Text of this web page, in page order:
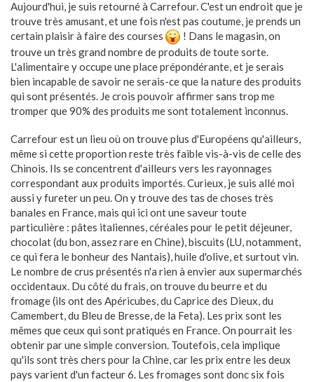
Aujourd'hui, je suis retourné à Carrefour. C'est un endroit que je
trouve très amusant, et une fois n'est pas coutume, je prends un
certain plaisir à faire des courses
! Dans le magasin, on
trouve un très grand nombre de produits de toute sorte.
L'alimentaire y occupe une place prépondérante, et je serais
bien incapable de savoir ne serais-ce que la nature des produits
qui sont présentés. Je crois pouvoir affirmer sans trop me
tromper que 90% des produits me sont totalement inconnus.
Carrefour est un lieu où on trouve plus d'Européens qu'ailleurs,
même si cette proportion reste très faible vis-à-vis de celle des
Chinois. Ils se concentrent d'ailleurs vers les rayonnages
correspondant aux produits importés. Curieux, je suis allé moi
aussi y fureter un peu. On y trouve des tas de choses très
banales en France, mais qui ici ont une saveur toute
particulière : pâtes italiennes, céréales pour le petit déjeuner,
chocolat (du bon, assez rare en Chine), biscuits (LU, notamment,
ce qui fera le bonheur des Nantais), huile d'olive, et surtout vin.
Le nombre de crus présentés n'a rien à envier aux supermarchés
occidentaux. Du côté du frais, on trouve du beurre et du
fromage (ils ont des Apéricubes, du Caprice des Dieux, du
Camembert, du Bleu de Bresse, de la Feta). Les prix sont les
mêmes que ceux qui sont pratiqués en France. On pourrait les
obtenir par une simple conversion. Toutefois, cela implique
qu'ils sont très chers pour la Chine, car les prix entre les deux
pays varient d'un facteur 6. Les fromages sont donc six fois